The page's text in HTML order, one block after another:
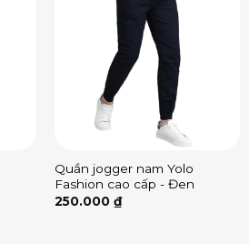
Quần jogger nam Yolo
Fashion cao cấp - Đen
250.000 ₫